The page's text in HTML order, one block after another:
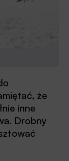
że
inne
Drobny